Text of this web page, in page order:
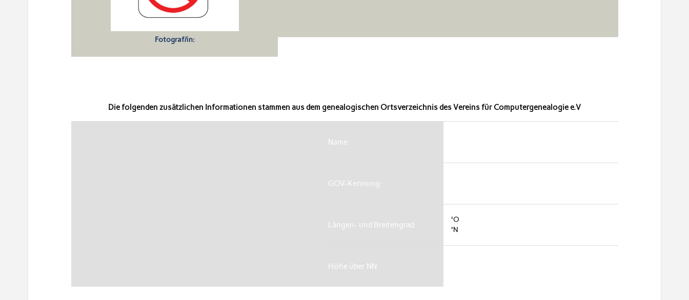
Fotograf/in:
Die folgenden zusätzlichen Informationen stammen aus dem genealogischen Ortsverzeichnis des Vereins für Computergenealogie e.V
Name:
GOV-Kennung:
Längen- und Breitengrad:
°O
°N
Höhe über NN